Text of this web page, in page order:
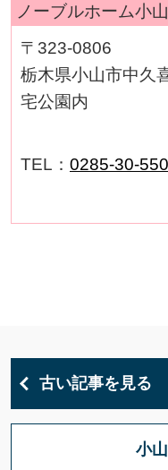
ノーブルホーム小
〒323-0806
栃木県小山市中久
宅公園内
TEL： 0285-30-
古い記事を見る
小